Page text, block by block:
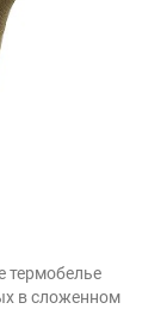
термобелье
в сложенном